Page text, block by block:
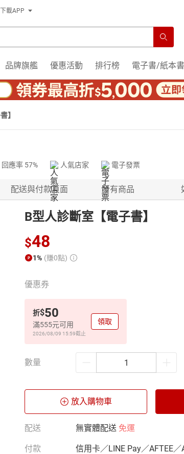
下載APP
品牌旗艦 優惠活動 排行榜 電子書/紙本書
】
回應率 57% 人氣店家 電子發票
配送與付款頁面 所有商品
B型人診斷室【電子書】
$48
1% (賺0點)
優惠券
折$50
滿555元可用
2026/08/09 15:59截止
領取
數量
放入購物車
配送 無實體配送 免運
付款 信用卡／LINE Pay／AFTEE／